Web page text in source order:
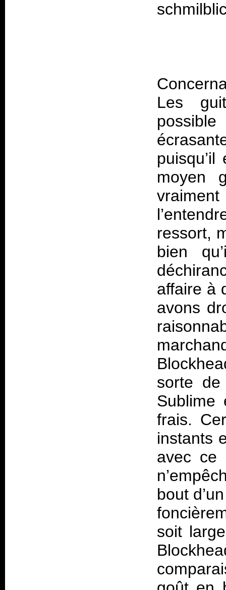
Les
moyen
ressort,
bien
affaire à
avons
sorte de
Sublime
frais.
instants
avec ce
bout
soit